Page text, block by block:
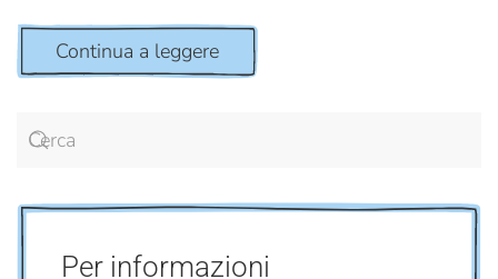
Continua a leggere
Per informazioni